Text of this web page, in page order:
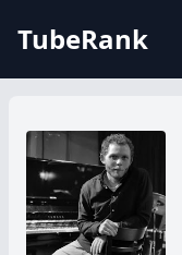
TubeRank